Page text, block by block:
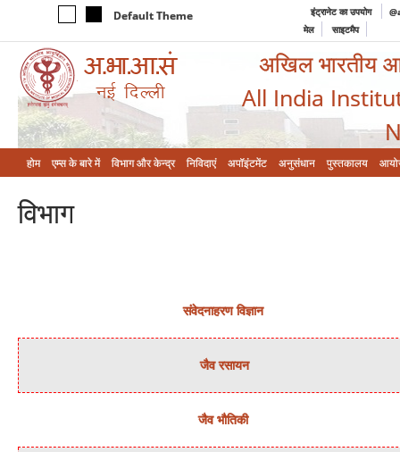
Default Theme इंट्रानेट का उपयोग
मेल
साइटमैप
अखिल भारतीय
All India
होम एम्‍स के बारे में विभाग और केन्‍द्र निविदाएं अपॉइंटमेंट अनुसंधान पुस्तकालय
विभाग
संवेदनाहरण विज्ञान
जैव रसायन
जैव भौतिकी